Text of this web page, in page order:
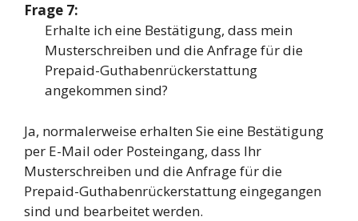
Frage 7:
Erhalte ich eine Bestätigung, dass mein
Musterschreiben und die Anfrage für die
Prepaid-Guthabenrückerstattung
angekommen sind?
Ja, normalerweise erhalten Sie eine Bestätigung
per E-Mail oder Posteingang, dass Ihr
Musterschreiben und die Anfrage für die
Prepaid-Guthabenrückerstattung eingegangen
sind und bearbeitet werden.